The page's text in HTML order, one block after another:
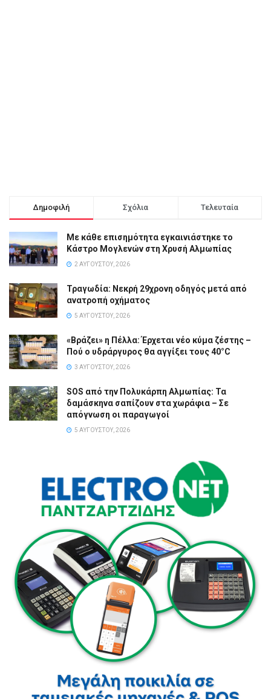
Δημοφιλή Σχόλια Τελευταία
Με κάθε επισημότητα εγκαινιάστηκε το
Κάστρο Μογλενών στη Χρυσή Αλμωπίας
2 ΑΥΓΟΎΣΤΟΥ, 2026
Τραγωδία: Νεκρή 29χρονη οδηγός μετά από
ανατροπή οχήματος
5 ΑΥΓΟΎΣΤΟΥ, 2026
«Βράζει» η Πέλλα: Έρχεται νέο κύμα ζέστης –
Πού ο υδράργυρος θα αγγίξει τους 40°C
3 ΑΥΓΟΎΣΤΟΥ, 2026
SOS από την Πολυκάρπη Αλμωπίας: Τα
δαμάσκηνα σαπίζουν στα χωράφια – Σε
απόγνωση οι παραγωγοί
5 ΑΥΓΟΎΣΤΟΥ, 2026